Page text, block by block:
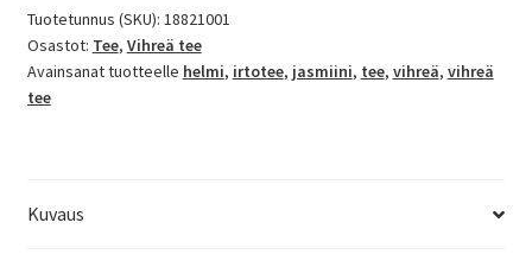
tee
määrä
Tuotetunnus (SKU): 18821001
Osastot: Tee, Vihreä tee
Avainsanat tuotteelle helmi, irtotee, jasmiini, tee, vihreä, vihreä
tee
Kuvaus